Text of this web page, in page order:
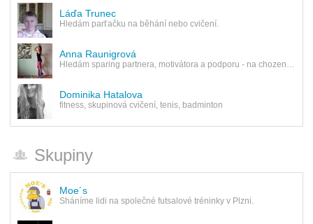
Láďa Trunec
Hledám parťačku na běhání nebo cvičení.
Anna Raunigrová
Dominika Hatalova
fitness, skupinová cvičení, tenis, badminton
Skupiny
Moe´s
Sháníme lidi na společné futsalové tréninky v Plzni.